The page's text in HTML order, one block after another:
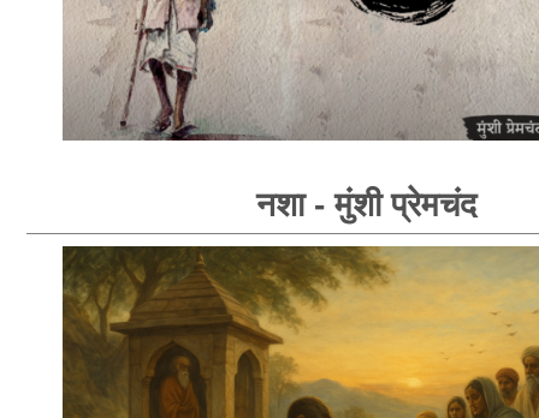
नशा - मुंशी प्रेमचंद